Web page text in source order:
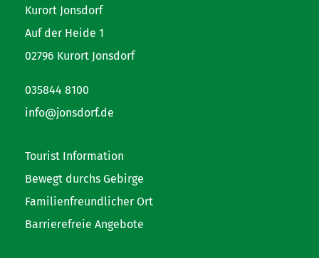
Kurort Jonsdorf
Auf der Heide 1
02796 Kurort Jonsdorf
035844 8100
info@jonsdorf.de
Tourist Information
Bewegt durchs Gebirge
Familienfreundlicher Ort
Barrierefreie Angebote